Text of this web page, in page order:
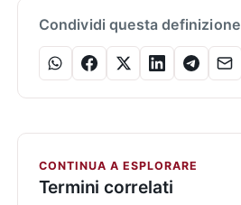
Condividi questa definizione
CONTINUA A ESPLORARE
Termini correlati